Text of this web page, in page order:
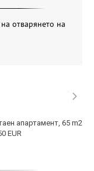
отварянето на
апартамент, 65 m2
EUR